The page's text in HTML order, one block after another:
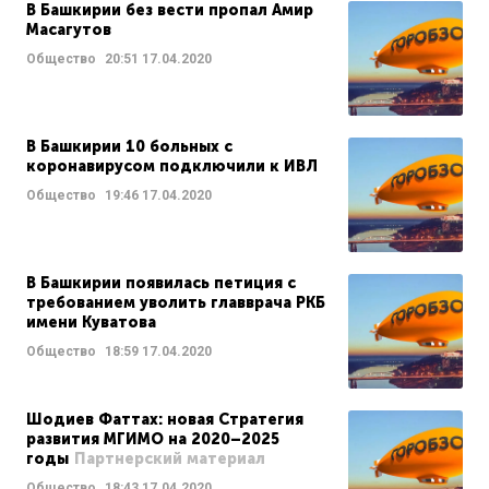
В Башкирии без вести пропал Амир
Масагутов
Общество 20:51 17.04.2020
В Башкирии 10 больных с
коронавирусом подключили к ИВЛ
Общество 19:46 17.04.2020
В Башкирии появилась петиция с
требованием уволить главврача РКБ
имени Куватова
Общество 18:59 17.04.2020
Шодиев Фаттах: новая Стратегия
развития МГИМО на 2020–2025
годы Партнерский материал